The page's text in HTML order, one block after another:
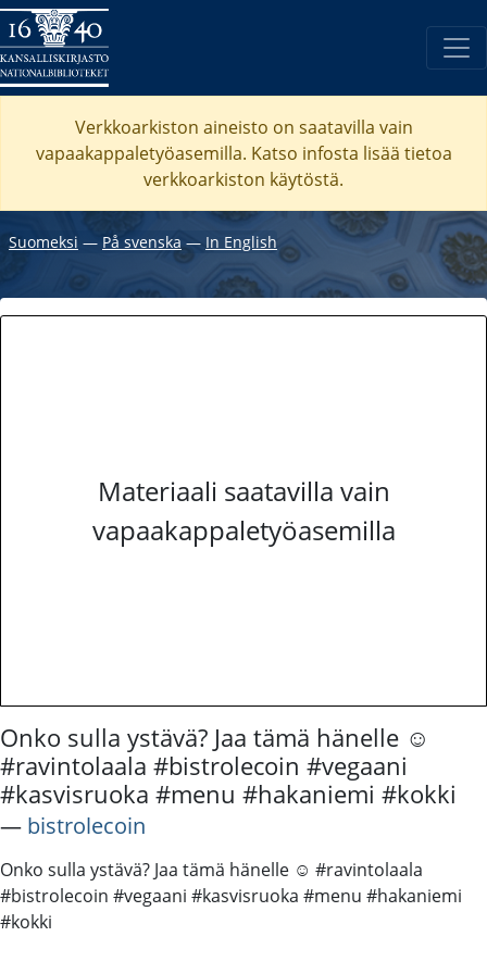
Verkkoarkiston aineisto on saatavilla vain
vapaakappaletyöasemilla. Katso infosta lisää tietoa
verkkoarkiston käytöstä.
Suomeksi ― På svenska ― In English
Materiaali saatavilla vain
vapaakappaletyöasemilla
Onko sulla ystävä? Jaa tämä hänelle ☺️
#ravintolaala #bistrolecoin #vegaani
#kasvisruoka #menu #hakaniemi #kokki
― bistrolecoin
Onko sulla ystävä? Jaa tämä hänelle ☺️ #ravintolaala
#bistrolecoin #vegaani #kasvisruoka #menu #hakaniemi
#kokki